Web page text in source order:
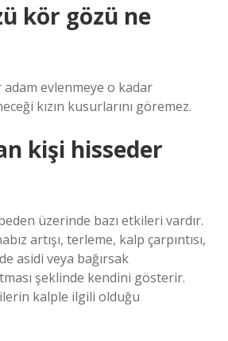
kör gözü ne
evlenmeye o kadar
kızın kusurlarını göremez.
kişi hisseder
üzerinde bazı etkileri vardır.
artışı, terleme, kalp çarpıntısı,
asidi veya bağırsak
şeklinde kendini gösterir.
kalple ilgili olduğu